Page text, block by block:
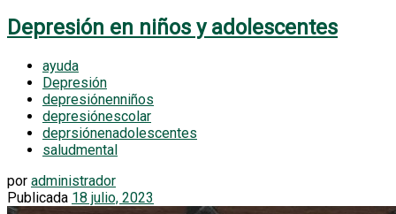
Depresión en niños y adolescentes
ayuda
Depresión
depresiónenniños
depresiónescolar
deprsiónenadolescentes
saludmental
por administrador
Publicada 18 julio, 2023